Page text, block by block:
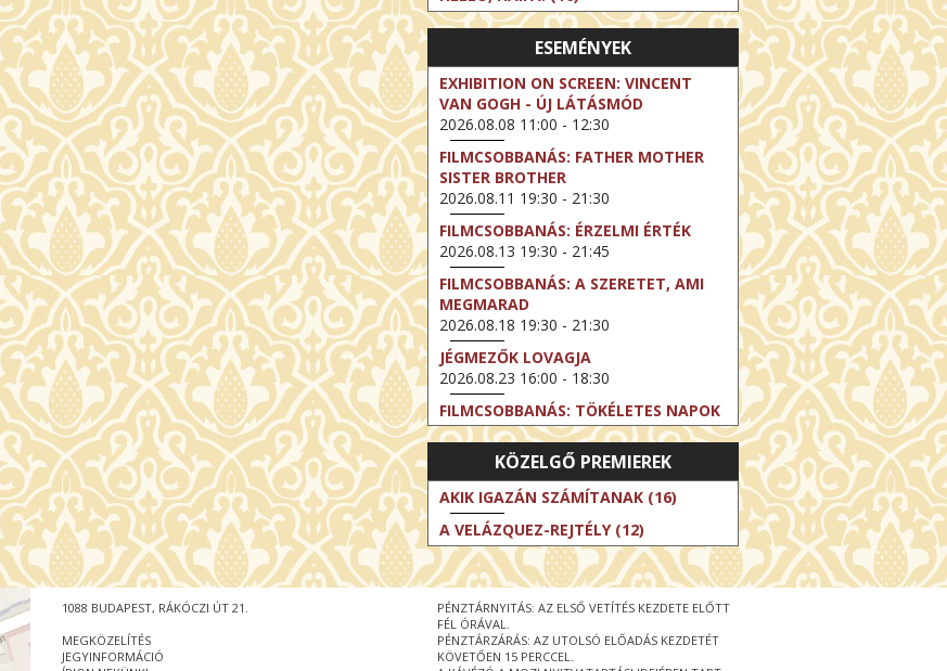
ESEMÉNYEK
EXHIBITION ON SCREEN: VINCENT
VAN GOGH - ÚJ LÁTÁSMÓD
2026.08.08 11:00 - 12:30
FILMCSOBBANÁS: FATHER MOTHER
SISTER BROTHER
2026.08.11 19:30 - 21:30
FILMCSOBBANÁS: ÉRZELMI ÉRTÉK
2026.08.13 19:30 - 21:45
FILMCSOBBANÁS: A SZERETET, AMI
MEGMARAD
2026.08.18 19:30 - 21:30
JÉGMEZŐK LOVAGJA
2026.08.23 16:00 - 18:30
FILMCSOBBANÁS: TÖKÉLETES NAPOK
2026.08.25 19:30 - 21:45
FILMCSOBBANÁS: IFJÚSÁG
2026.08.27 19:30 - 21:30
EXHIBITION ON SCREEN: VINCENT
VAN GOGH - ÚJ LÁTÁSMÓD
2026.08.30 11:00 - 12:30
NT LIVE / DAVID IRELAND: THE FIFTH
STEP
2026.09.01 19:00 - 21:00
BERLIN ELESTE
KÖZELGŐ PREMIEREK
AKIK IGAZÁN SZÁMÍTANAK (16)
A VELÁZQUEZ-REJTÉLY (12)
PÉNZTÁRNYITÁS: AZ ELSŐ VETÍTÉS KEZDETE ELŐTT
FÉL ÓRÁVAL.
PÉNZTÁRZÁRÁS: AZ UTOLSÓ ELŐADÁS KEZDETÉT
KÖVETŐEN 15 PERCCEL.
1088 BUDAPEST, RÁKÓCZI ÚT 21.
MEGKÖZELÍTÉS
JEGYINFORMÁCIÓ